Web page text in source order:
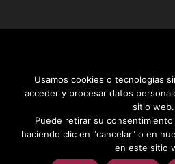
Distrito
Usamos cookies o tecnologías
acceder y procesar datos
sitio web.
Puede retirar su
haciendo clic en "cancelar" o en
en este sitio